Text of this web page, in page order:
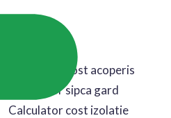
Calculator cost acoperis
Calculator sipca gard
Calculator cost izolatie